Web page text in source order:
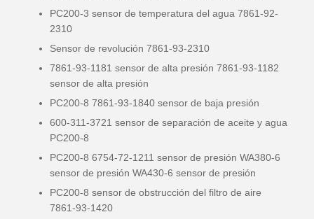
PC200-3 sensor de temperatura del agua 7861-92-
2310
Sensor de revolución 7861-93-2310
7861-93-1181 sensor de alta presión 7861-93-1182
sensor de alta presión
PC200-8 7861-93-1840 sensor de baja presión
600-311-3721 sensor de separación de aceite y agua
PC200-8
PC200-8 6754-72-1211 sensor de presión WA380-6
sensor de presión WA430-6 sensor de presión
PC200-8 sensor de obstrucción del filtro de aire
7861-93-1420